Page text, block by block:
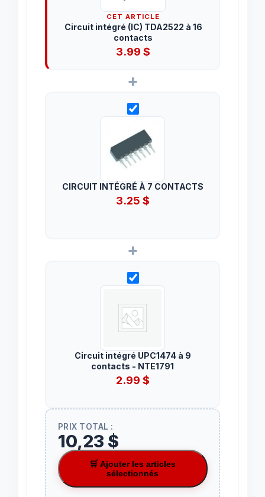
CET ARTICLE
Circuit intégré (IC) TDA2522 à 16
contacts
3.99$
+
CIRCUIT INTÉGRÉ À 7 CONTACTS
3.25 $
+
Circuit intégré UPC1474 à 9
contacts - NTE1791
2.99 $
PRIX TOTAL :
10,23 $
🛒 Ajouter les articles
sélectionnés